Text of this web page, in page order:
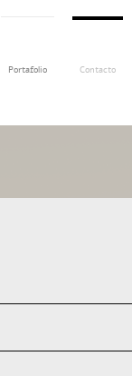
Portafolio Contacto